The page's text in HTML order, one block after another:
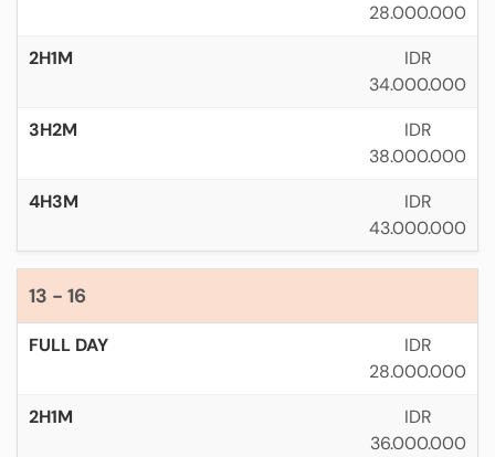
28.000.000
IDR
34.000.000
IDR
38.000.000
IDR
43.000.000
13 - 16
IDR
28.000.000
IDR
36.000.000